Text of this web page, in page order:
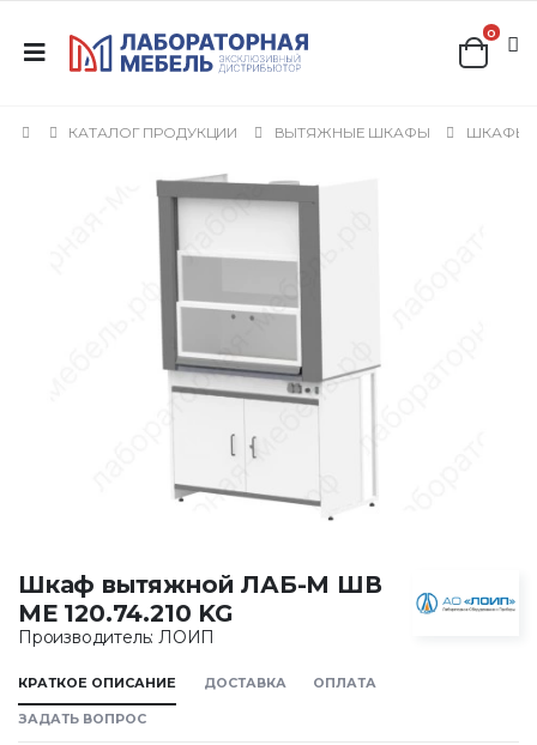
0
КАТАЛОГ ПРОДУКЦИИ ВЫТЯЖНЫЕ ШКАФЫ ШКАФЫ
Шкаф вытяжной ЛАБ-М ШВ
МЕ 120.74.210 KG
Производитель: ЛОИП
КРАТКОЕ ОПИСАНИЕ ДОСТАВКА ОПЛАТА
ЗАДАТЬ ВОПРОС